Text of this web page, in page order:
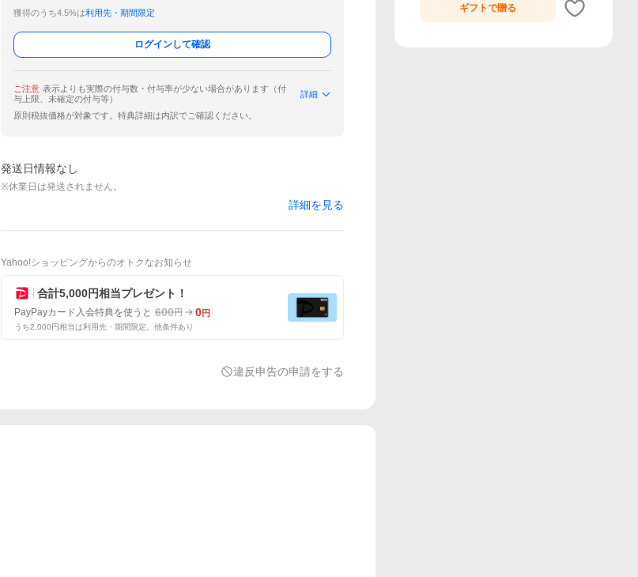
獲得のうち4.5%は利用先・期間限定
ログインして確認
ご注意 表示よりも実際の付与数・付与率が少ない場合があります（付
与上限、未確定の付与等）
詳細
原則税抜価格が対象です。特典詳細は内訳でご確認ください。
発送日情報なし
※休業日は発送されません。
詳細を見る
Yahoo!ショッピングからのオトクなお知らせ
合計5,000円相当プレゼント！
PayPayカード入会特典を使うと 600円 0円
うち2,000円相当は利用先・期間限定。他条件あり
違反申告の申請をする
ギフトで贈る